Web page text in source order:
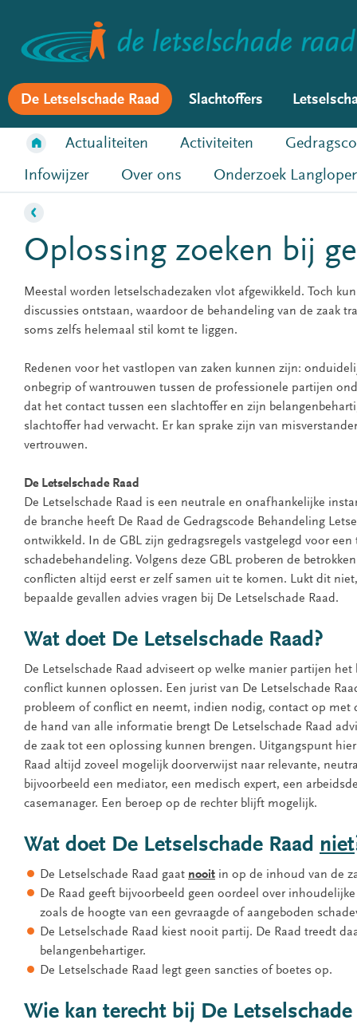
De Letselschade Raad Slachtoffers
Actualiteiten Activiteiten
Infowijzer
Over ons Onderzoek
Oplossing zoeken bij
Meestal worden letselschadezaken vlot afgewikkeld. Toch
discussies ontstaan, waardoor de behandeling van de zaak
soms zelfs helemaal stil komt te liggen.
Redenen voor het vastlopen van zaken kunnen zijn:
onbegrip of wantrouwen tussen de professionele partijen
dat het contact tussen een slachtoffer en zijn
slachtoffer had verwacht. Er kan sprake zijn van
vertrouwen.
De Letselschade Raad
De Letselschade Raad is een neutrale en onafhankelijke
de branche heeft De Raad de Gedragscode Behandeling
ontwikkeld. In de GBL zijn gedragsregels vastgelegd voor
schadebehandeling. Volgens deze GBL proberen de
conflicten altijd eerst er zelf samen uit te komen. Lukt dit
bepaalde gevallen advies vragen bij De Letselschade Raad.
Wat doet De Letselschade Raad?
De Letselschade Raad adviseert op welke manier partijen
conflict kunnen oplossen. Een jurist van De Letselschade
probleem of conflict en neemt, indien nodig, contact op met
de hand van alle informatie brengt De Letselschade Raad
de zaak tot een oplossing kunnen brengen. Uitgangspunt
Raad altijd zoveel mogelijk doorverwijst naar relevante,
bijvoorbeeld een mediator, een medisch expert, een
casemanager. Een beroep op de rechter blijft mogelijk.
Wat doet De Letselschade Raad niet
De Letselschade Raad gaat nooit in op de inhoud van de
De Raad geeft bijvoorbeeld geen oordeel over
zoals de hoogte van een gevraagde of aangeboden
De Letselschade Raad kiest nooit partij. De Raad treedt
belangenbehartiger.
De Letselschade Raad legt geen sancties of boetes op.
Wie kan terecht bij De Letselschade